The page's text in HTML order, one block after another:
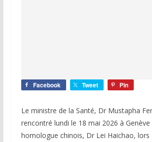
Facebook Tweet Pin
Le ministre de la Santé, Dr Mustapha
rencontré lundi le 18 mai 2026 à Genève
homologue chinois, Dr Lei Haichao, lors